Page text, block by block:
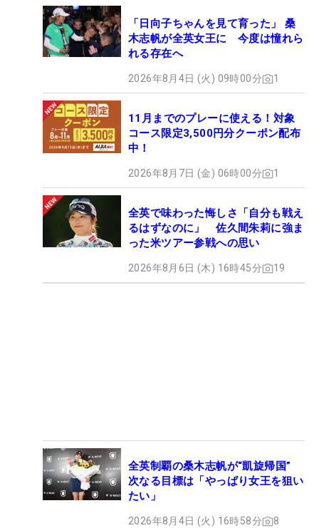
「日向子ちゃんを見て育った」 桑
木志帆が全英女王に 今度は憧れら
れる存在へ
2026年8月4日 (火) 09時00分 1
11月までのプレーに使える！対象
コース限定3,500円分クーポン配布
中！
2026年8月7日 (金) 06時00分 1
全英で味わった悔しさ「自分も戦え
るはずなのに」 佐久間朱莉に強ま
った米ツアー参戦への思い
2026年8月6日 (木) 16時45分 19
全英制覇の桑木志帆が“凱旋帰国”
次なる目標は「やっぱり女王を狙い
たい」
2026年8月4日 (火) 16時58分 8